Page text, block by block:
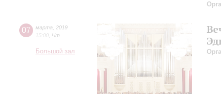
07 марта
2019
15:00 Чт
Большой зал